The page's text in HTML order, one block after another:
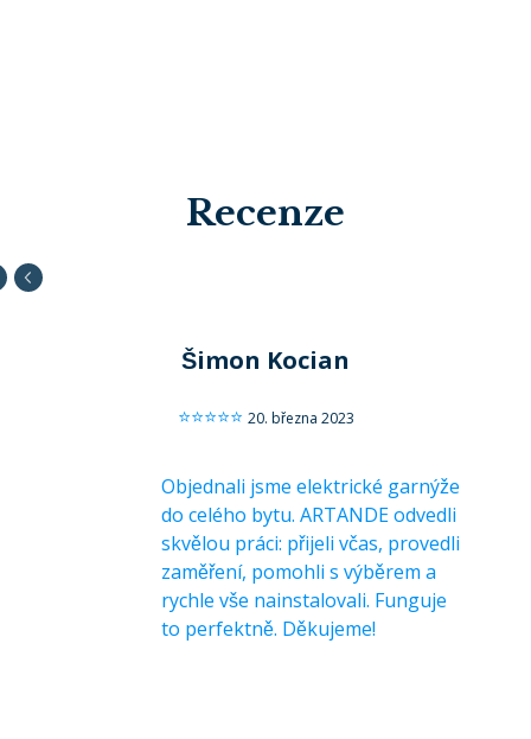
Recenze
Šimon Kocian
⭐️⭐️⭐️⭐️⭐️ 20. března 2023
Objednali jsme elektrické garnýže
do celého bytu. ARTANDE odvedli
skvělou práci: přijeli včas, provedli
zaměření, pomohli s výběrem a
rychle vše nainstalovali. Funguje
to perfektně. Děkujeme!